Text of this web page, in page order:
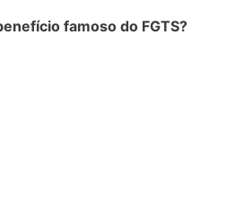
famoso do FGTS?